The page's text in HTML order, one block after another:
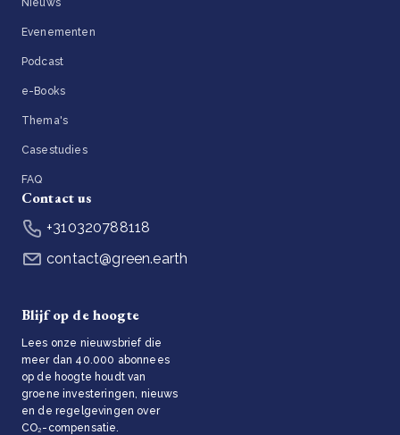
Evenementen
Podcast
e-Books
Thema's
Casestudies
FAQ
Contact us
+310320788118
contact@green.earth
Blijf op de hoogte
Lees onze nieuwsbrief die
meer dan 40.000 abonnees
op de hoogte houdt van
groene investeringen, nieuws
en de regelgevingen over
CO₂-compensatie.